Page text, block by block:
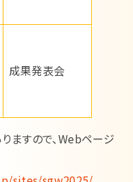
成果発表会
ますので、Webページ